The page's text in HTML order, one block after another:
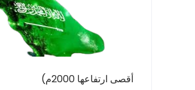
أقصى ارتفاعها 2000م)